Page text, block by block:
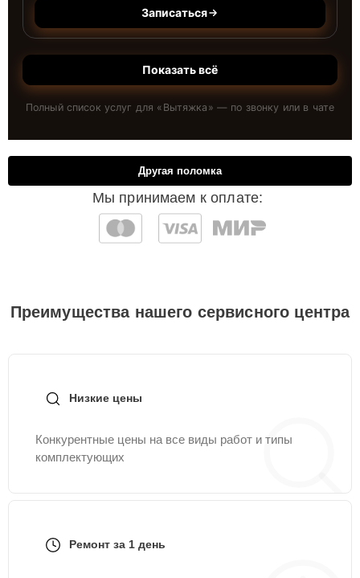
Записаться
Показать всё
Полный список услуг для « Вытяжка » — по звонку или в чате
Мы принимаем к оплате:
Другая поломка
Преимущества нашего сервисного центра
Низкие цены
Конкурентные цены на все виды работ и типы
комплектующих
Ремонт за 1 день